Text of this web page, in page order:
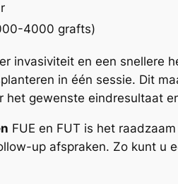
4000 grafts)
invasiviteit en een snellere
in één sessie. Dit
gewenste eindresultaat
FUE en FUT is het
up afspraken. Zo kunt u